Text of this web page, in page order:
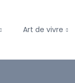
Art de vivre